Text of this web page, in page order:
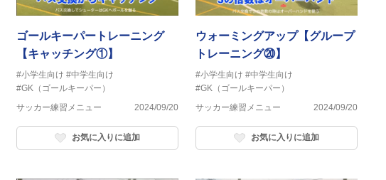
ゴールキーパートレーニング
【キャッチング①】
#小学生向け #中学生向け
#GK（ゴールキーパー）
サッカー練習メニュー
2024/09/20
お気に入りに追加
ウォーミングアップ【グループ
トレーニング⑳】
#小学生向け #中学生向け
#GK（ゴールキーパー）
サッカー練習メニュー
2024/09/20
お気に入りに追加